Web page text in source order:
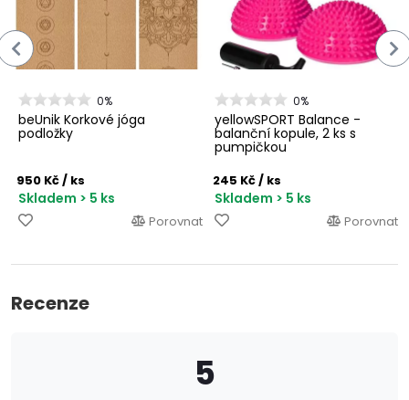
0%
beUnik Korkové jóga
podložky
950 Kč/ ks
Skladem > 5 ks
Porovnat
0%
yellowSPORT Balance -
balanční kopule, 2 ks s
pumpičkou
245 Kč/ ks
Skladem > 5 ks
Porovnat
Recenze
5